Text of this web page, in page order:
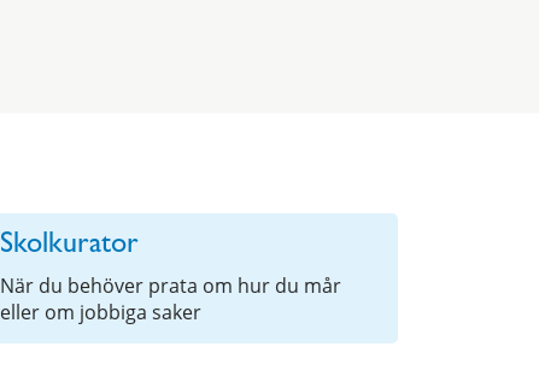
Skolkurator
När du behöver prata om hur du mår
eller om jobbiga saker